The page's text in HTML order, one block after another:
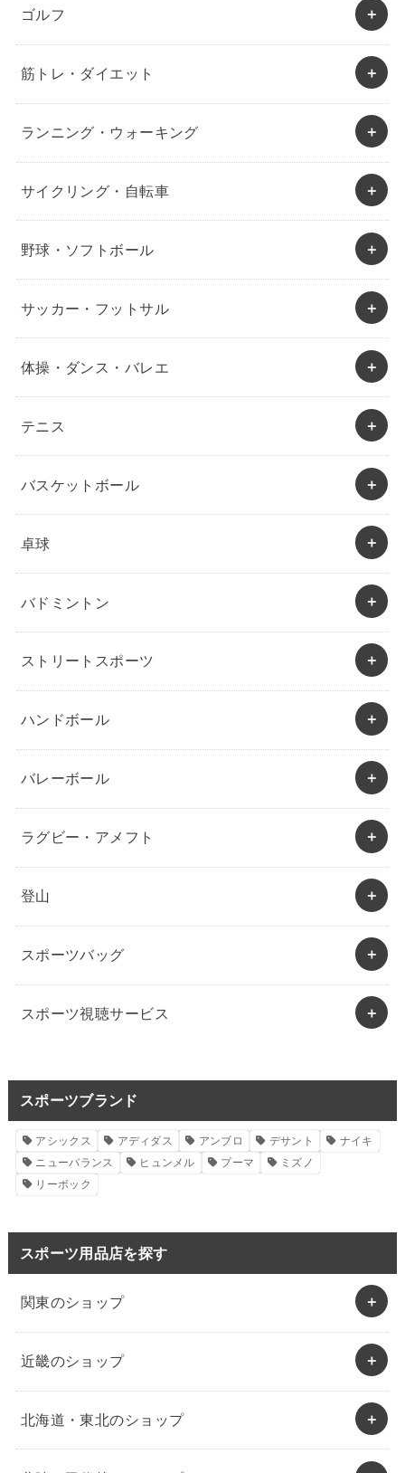
ゴルフ
筋トレ・ダイエット
ランニング・ウォーキング
サイクリング・自転車
野球・ソフトボール
サッカー・フットサル
体操・ダンス・バレエ
テニス
バスケットボール
卓球
バドミントン
ストリートスポーツ
ハンドボール
バレーボール
ラグビー・アメフト
登山
スポーツバッグ
スポーツ視聴サービス
スポーツブランド
アシックス アディダス アンブロ デサント
ナイキ
ニューバランス
ヒュンメル プーマ
ミズノ
リーボック
スポーツ用品店を探す
関東のショップ
近畿のショップ
北海道・東北のショップ